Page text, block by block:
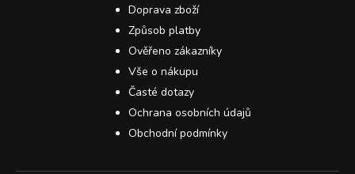
Doprava zboží
Způsob platby
Ověřeno zákazníky
Vše o nákupu
Časté dotazy
Ochrana osobních údajů
Obchodní podmínky